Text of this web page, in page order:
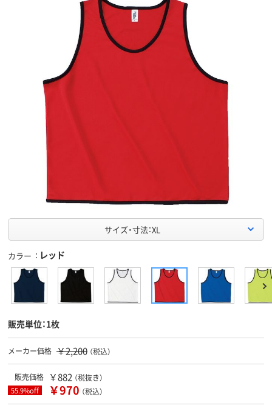
サイズ・寸法：XL
カラー レッド
販売単位：1枚
メーカー価格 ￥2,200 （税込）
販売価格 ￥882 （税抜き）
55.9%off ￥970 （税込）